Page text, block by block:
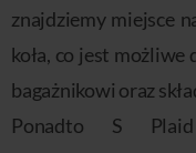
znajdziemy miejsce
koła, co jest
bagażnikowi oraz
Ponadto S